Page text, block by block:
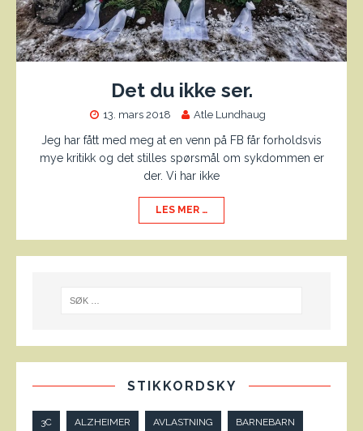
Det du ikke ser.
13. mars 2018 Atle Lundhaug
Jeg har fått med meg at en venn på FB får forholdsvis
mye kritikk og det stilles spørsmål om sykdommen er
der. Vi har ikke
LES MER …
STIKKORDSKY
3C ALZHEIMER AVLASTNING BARNEBARN